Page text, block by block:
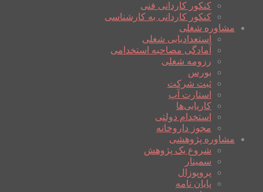
کنکور کاردانی فنی
کنکور کاردانی به کارشناسی
مشاوره شغلی
استعدادیابی شغلی
آمادگی مصاحبه استخدامی
رزومه شغلی
بورس
ثبت شرکت
استارت آپ
کاریابی‌ها
استخدام دولتی
مجوز داروخانه
مشاوره پژوهشی
شروع یک پژوهش
سمینار
پروپوزال
پایان نامه